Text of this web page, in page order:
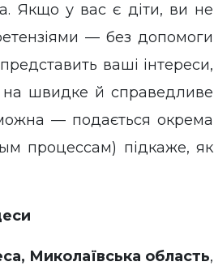
Якщо у вас є діти, ви не
— без допомоги
ваші інтереси,
на швидке й справедливе
— подається окрема
процессам) підкаже, як
Миколаївська область,